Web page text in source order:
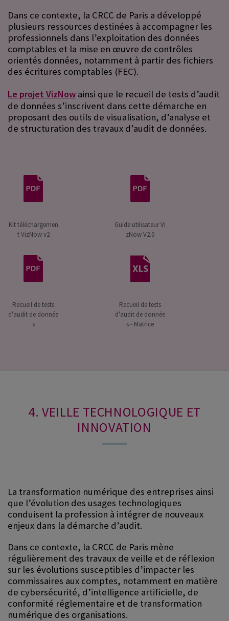
Dans ce contexte, la CRCC de Paris a développé
plusieurs ressources destinées à accompagner les
professionnels dans l’exploitation des données
comptables et la mise en œuvre de contrôles
orientés données, notamment à partir des fichiers
des écritures comptables (FEC).
Le projet VizNow ainsi que le recueil de tests d’audit
de données s’inscrivent dans cette démarche en
proposant des outils de visualisation, d’analyse et
de structuration des travaux d’audit de données.
Kit téléchargemen
t VizNow v2
Guide utilisateur Vi
zNow V2.0
Recueil de tests
d'audit de donnée
s
Recueil de tests
d'audit de donnée
s - Matrice
4. VEILLE TECHNOLOGIQUE ET
INNOVATION
La transformation numérique des entreprises ainsi
que l’évolution des usages technologiques
conduisent la profession à intégrer de nouveaux
enjeux dans la démarche d’audit.
Dans ce contexte, la CRCC de Paris mène
régulièrement des travaux de veille et de réflexion
sur les évolutions susceptibles d’impacter les
commissaires aux comptes, notamment en matière
de cybersécurité, d’intelligence artificielle, de
conformité réglementaire et de transformation
numérique des organisations.